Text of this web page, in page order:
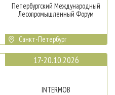
Петербургский Международный
Лесопромышленный Форум
Санкт-Петербург
17-20.10.2026
INTERMOB